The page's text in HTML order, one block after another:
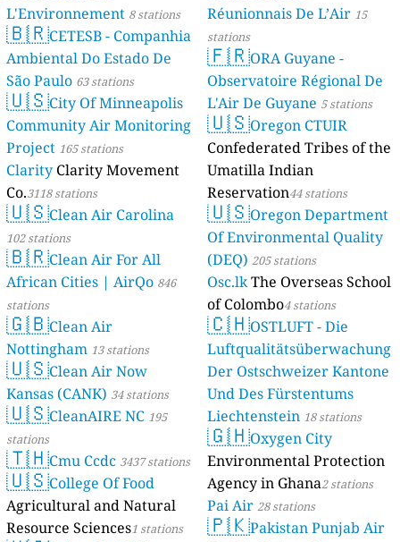
L'Environnement 8 stations
🇧🇷CETESB - Companhia
Ambiental Do Estado De
São Paulo 63 stations
🇺🇸City Of Minneapolis
Community Air Monitoring
Project 165 stations
Clarity Clarity Movement
Co.3118 stations
🇺🇸Clean Air Carolina
102 stations
🇧🇷Clean Air For All
African Cities | AirQo 846
stations
🇬🇧Clean Air
Nottingham 13 stations
🇺🇸Clean Air Now
Kansas (CANK) 34 stations
🇺🇸CleanAIRE NC 195
stations
🇹🇭Cmu Ccdc 3437 stations
🇺🇸College Of Food
Agricultural and Natural
Resource Sciences1 stations
Réunionnais De L’Air 15
stations
🇫🇷ORA Guyane -
Observatoire Régional De
L'Air De Guyane 5 stations
🇺🇸Oregon CTUIR
Confederated Tribes of the
Umatilla Indian
Reservation44 stations
🇺🇸Oregon Department
Of Environmental Quality
(DEQ) 205 stations
Osc.lkThe Overseas School
of Colombo4 stations
🇨🇭OSTLUFT - Die
Luftqualitätsüberwachung
Der Ostschweizer Kantone
Und Des Fürstentums
Liechtenstein 18 stations
🇬🇭Oxygen City
Environmental Protection
Agency in Ghana2 stations
Pai Air 28 stations
🇵🇰Pakistan Punjab Air